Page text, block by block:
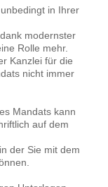
in Ihrer
modernster
Rolle mehr.
Kanzlei für die
nicht immer
Mandats kann
auf dem
der Sie mit dem